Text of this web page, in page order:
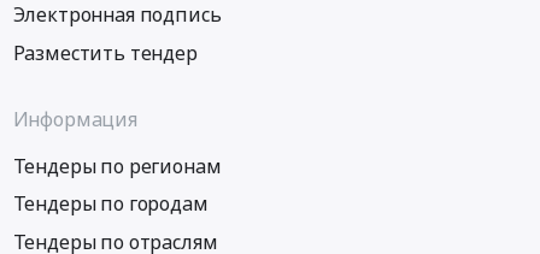
Электронная подпись
Разместить тендер
Информация
Тендеры по регионам
Тендеры по городам
Тендеры по отраслям